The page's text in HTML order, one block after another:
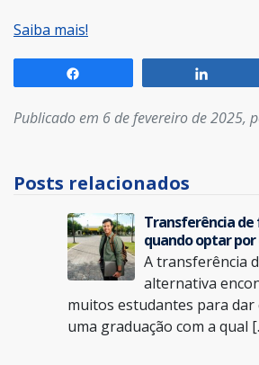
Saiba mais!
Publicado em 6 de fevereiro de 2025,
Posts relacionados
Transferência de
quando optar por
A transferência
alternativa
muitos estudantes para dar
uma graduação com a qual